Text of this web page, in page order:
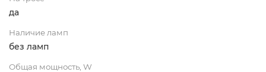
да
Наличие ламп
без ламп
Общая мощность, W